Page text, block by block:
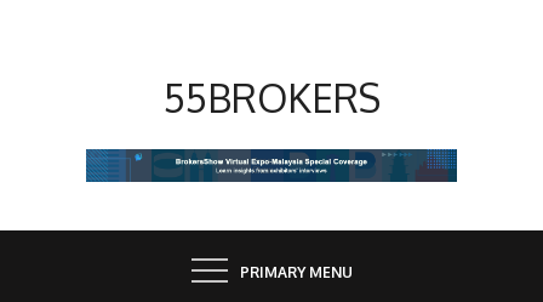
55BROKERS
PRIMARY MENU